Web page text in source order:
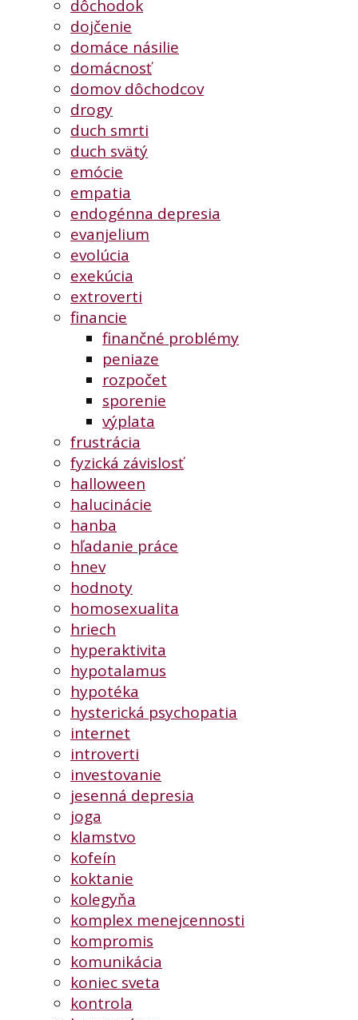
dôchodok
dojčenie
domáce násilie
domácnosť
domov dôchodcov
drogy
duch smrti
duch svätý
emócie
empatia
endogénna depresia
evanjelium
evolúcia
exekúcia
extroverti
financie
finančné problémy
peniaze
rozpočet
sporenie
výplata
frustrácia
fyzická závislosť
halloween
halucinácie
hanba
hľadanie práce
hnev
hodnoty
homosexualita
hriech
hyperaktivita
hypotalamus
hypotéka
hysterická psychopatia
internet
introverti
investovanie
jesenná depresia
joga
klamstvo
kofeín
koktanie
kolegyňa
komplex menejcennosti
kompromis
komunikácia
koniec sveta
kontrola